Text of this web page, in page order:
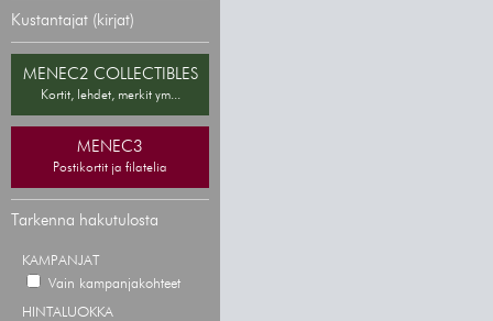
Kustantajat (kirjat)
MENEC2 COLLECTIBLES
Kortit, lehdet, merkit ym...
MENEC3
Postikortit ja filatelia
Tarkenna hakutulosta
KAMPANJAT
Vain kampanjakohteet
HINTALUOKKA